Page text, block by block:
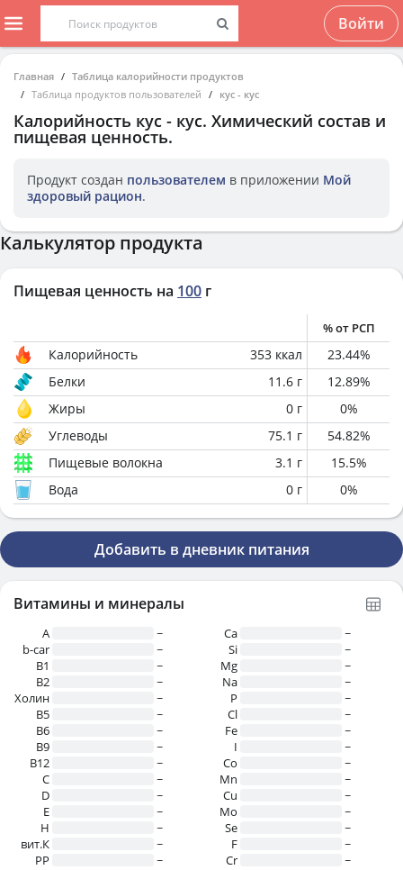
Войти
Главная
Таблица калорийности продуктов
Таблица продуктов пользователей
кус - кус
Калорийность кус - кус. Химический состав и
пищевая ценность.
Продукт создан пользователем в приложении Мой
здоровый рацион.
Калькулятор продукта
Пищевая ценность на 100 г
% от РСП
Калорийность 353 ккал 23.44%
Белки
11.6 г 12.89%
Жиры
0 г 0%
Углеводы
75.1 г 54.82%
Пищевые волокна
3.1 г 15.5%
Вода
0 г 0%
Добавить в дневник питания
Витамины и минералы
A
~
b-car
~
В1
~
B2
~
Холин
~
B5
~
B6
~
B9
~
B12
~
C
~
D
~
E
~
H
~
вит.К
~
PP
~
Ca
~
Si
~
Mg
~
Na
~
P
~
Cl
~
Fe
~
I
~
Co
~
Mn
~
Cu
~
Mo
~
Se
~
F
~
Cr
~